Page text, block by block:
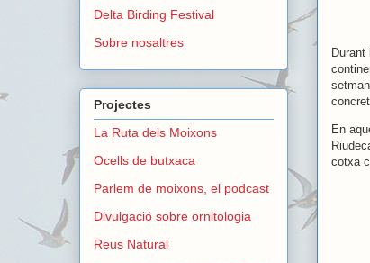
En
cotxa
Delta Birding Festival
Sobre nosaltres
Projectes
La Ruta dels Moixons
Ocells de butxaca
Parlem de moixons, el podcast
Divulgació sobre ornitologia
Reus Natural